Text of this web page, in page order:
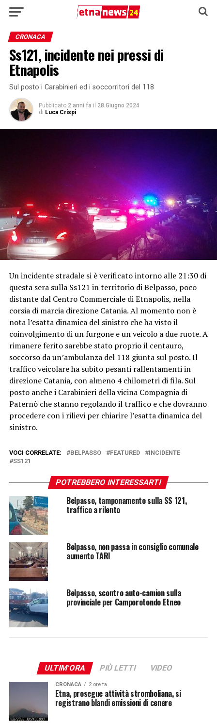
CRONACA
Ss121, incidente nei pressi di
Etnapolis
Sul posto i Carabinieri ed i soccorritori del 118
Pubblicato 2 anni fa il 28 Giugno 2024
di Luca Crispi
Un incidente stradale si è verificato intorno alle 21:30 di
questa sera sulla Ss121 in territorio di Belpasso, poco
distante dal Centro Commerciale di Etnapolis, nella
corsia di marcia direzione Catania. Al momento non è
nota l’esatta dinamica del sinistro che ha visto il
coinvolgimento di un furgone e un veicolo a due ruote. A
rimanere ferito sarebbe stato proprio il centauro,
soccorso da un’ambulanza del 118 giunta sul posto. Il
traffico veicolare ha subito pesanti rallentamenti in
direzione Catania, con almeno 4 chilometri di fila. Sul
posto anche i Carabinieri della vicina Compagnia di
Paternò che stanno regolando il traffico e che dovranno
procedere con i rilievi per chiarire l’esatta dinamica del
sinistro.
VOCI CORRELATE: BELPASSO FEATURED
INCIDENTE
SS121
POTREBBERO INTERESSARTI
Belpasso, tamponamento sulla SS 121,
traffico a rilento
Belpasso, non passa in consiglio comunale
aumento TARI
Belpasso, scontro auto-camion sulla
provinciale per Camporotondo Etneo
ULTIM'ORA PIÙ LETTI VIDEO
CRONACA 2 ore fa
Etna, prosegue attività stromboliana, si
registrano blandi emissioni di cenere